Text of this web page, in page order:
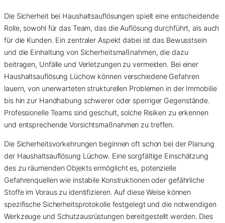
Die Sicherheit bei Haushaltsauflösungen spielt eine entscheidende
Rolle, sowohl für das Team, das die Auflösung durchführt, als auch
für die Kunden. Ein zentraler Aspekt dabei ist das Bewusstsein
und die Einhaltung von Sicherheitsmaßnahmen, die dazu
beitragen, Unfälle und Verletzungen zu vermeiden. Bei einer
Haushaltsauflösung Lüchow können verschiedene Gefahren
lauern, von unerwarteten strukturellen Problemen in der Immobilie
bis hin zur Handhabung schwerer oder sperriger Gegenstände.
Professionelle Teams sind geschult, solche Risiken zu erkennen
und entsprechende Vorsichtsmaßnahmen zu treffen.
Die Sicherheitsvorkehrungen beginnen oft schon bei der Planung
der Haushaltsauflösung Lüchow. Eine sorgfältige Einschätzung
des zu räumenden Objekts ermöglicht es, potenzielle
Gefahrenquellen wie instabile Konstruktionen oder gefährliche
Stoffe im Voraus zu identifizieren. Auf diese Weise können
spezifische Sicherheitsprotokolle festgelegt und die notwendigen
Werkzeuge und Schutzausrüstungen bereitgestellt werden. Dies